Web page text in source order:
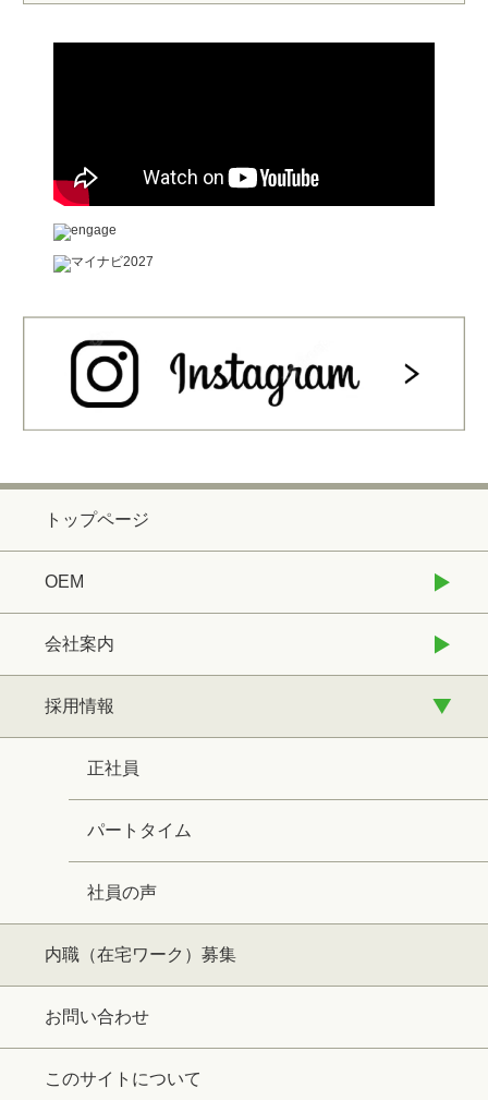
トップページ
OEM
会社案内
採用情報
正社員
パートタイム
社員の声
内職（在宅ワーク）募集
お問い合わせ
このサイトについて